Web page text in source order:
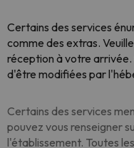
Certains des services
comme des extras.
réception à votre
d'être modifiées par
Certains des services
pouvez vous renseigner
l'établissement. Toutes